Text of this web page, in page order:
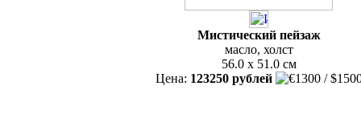
Мистический пейзаж
масло, холст
56.0 x 51.0 см
Цена: 123250 рублей